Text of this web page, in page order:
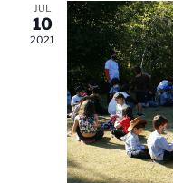
JUL
10
2021